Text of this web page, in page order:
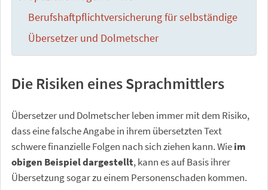
Berufshaftpflichtversicherung für selbständige
Übersetzer und Dolmetscher
Die Risiken eines Sprachmittlers
Übersetzer und Dolmetscher leben immer mit dem Risiko,
dass eine falsche Angabe in ihrem übersetzten Text
schwere finanzielle Folgen nach sich ziehen kann. Wieim
obigen Beispiel dargestellt, kann es auf Basis ihrer
Übersetzung sogar zu einem Personenschaden kommen.